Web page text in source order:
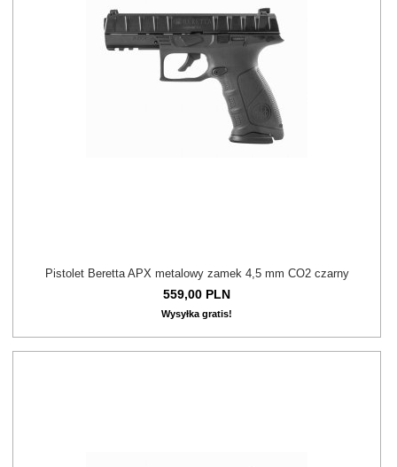
Pistolet Beretta APX metalowy zamek 4,5 mm CO2 czarny
559,00 PLN
Wysyłka gratis!